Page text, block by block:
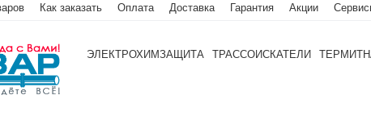
Как заказать Оплата Доставка Гарантия Акции
ЭЛЕКТРОХИМЗАЩИТА ТРАССОИСКАТЕЛИ